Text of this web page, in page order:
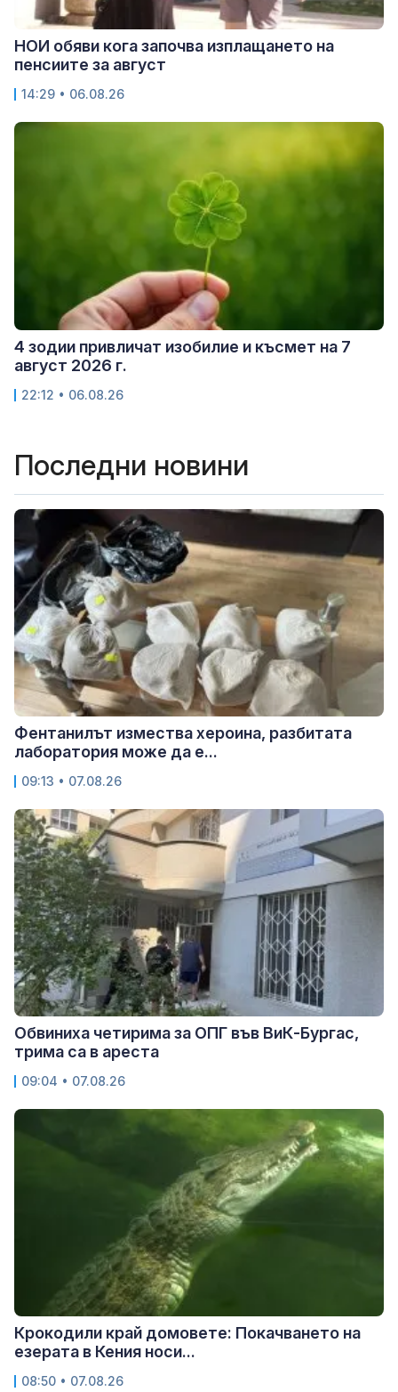
НОИ обяви кога започва изплащането на
пенсиите за август
14:29 • 06.08.26
4 зодии привличат изобилие и късмет на 7
август 2026 г.
22:12 • 06.08.26
Последни новини
Фентанилът измества хероина, разбитата
лаборатория може да е...
09:13 • 07.08.26
Обвиниха четирима за ОПГ във ВиК-Бургас,
трима са в ареста
09:04 • 07.08.26
Крокодили край домовете: Покачването на
езерата в Кения носи...
08:50 • 07.08.26